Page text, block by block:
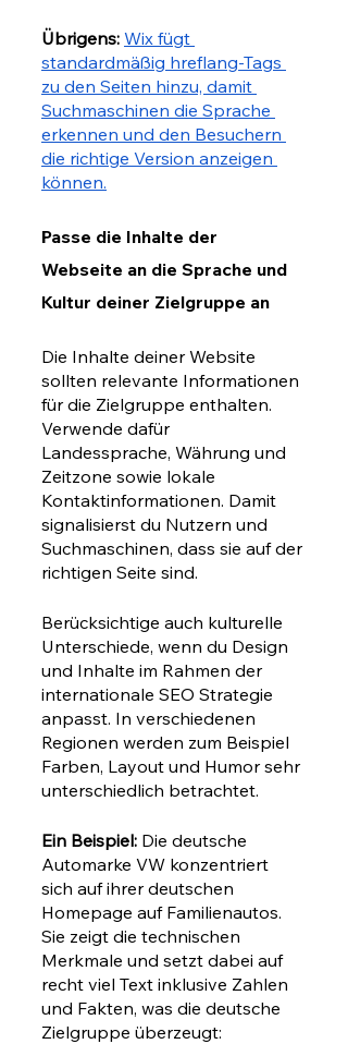
Übrigens: Wix fügt
standardmäßig hreflang-Tags
zu den Seiten hinzu, damit
Suchmaschinen die Sprache
erkennen und den Besuchern
die richtige Version anzeigen
können.
Passe die Inhalte der
Webseite an die Sprache und
Kultur deiner Zielgruppe an
Die Inhalte deiner Website
sollten relevante Informationen
für die Zielgruppe enthalten.
Verwende dafür
Landessprache, Währung und
Zeitzone sowie lokale
Kontaktinformationen. Damit
signalisierst du Nutzern und
Suchmaschinen, dass sie auf der
richtigen Seite sind.
Berücksichtige auch kulturelle
Unterschiede, wenn du Design
und Inhalte im Rahmen der
internationale SEO Strategie
anpasst. In verschiedenen
Regionen werden zum Beispiel
Farben, Layout und Humor sehr
unterschiedlich betrachtet.
Ein Beispiel: Die deutsche
Automarke VW konzentriert
sich auf ihrer deutschen
Homepage auf Familienautos.
Sie zeigt die technischen
Merkmale und setzt dabei auf
recht viel Text inklusive Zahlen
und Fakten, was die deutsche
Zielgruppe überzeugt: